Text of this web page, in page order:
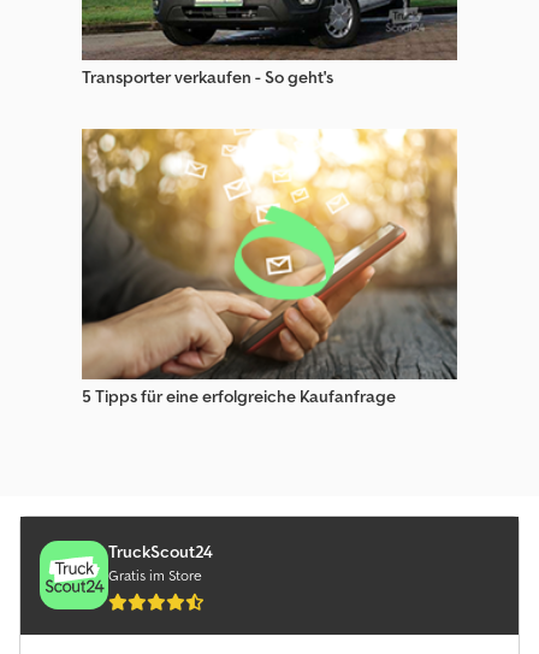
Transporter verkaufen - So geht's
5 Tipps für eine erfolgreiche Kaufanfrage
TruckScout24
Gratis im Store